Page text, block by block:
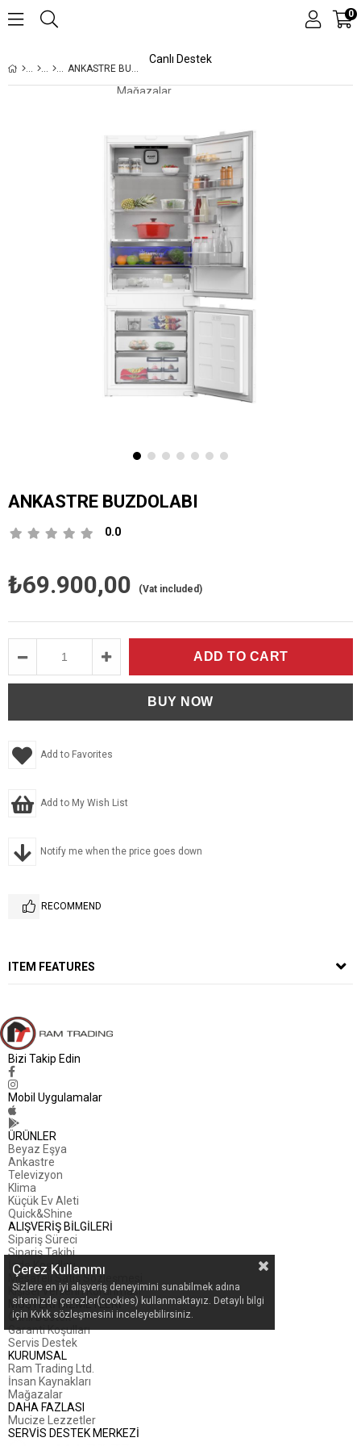
Canlı Destek
Mağazalar
Teknolojiler
0
ANKASTRE BUZDOLABI
ANKASTRE BUZDOLABI
0.0
₺69.900,00 (Vat included)
Add to Favorites
Add to My Wish List
Notify me when the price goes down
RECOMMEND
ITEM FEATURES
Bizi Takip Edin
Mobil Uygulamalar
ÜRÜNLER
Beyaz Eşya
Ankastre
Televizyon
Klima
Küçük Ev Aleti
Quick&Shine
ALIŞVERİŞ BİLGİLERİ
Sipariş Süreci
Sipariş Takibi
İade Koşulları
Mesafeli Satış Sözleşmesi
Kişisel Verilerin Korunması
MÜŞTERİ HİZMETLERİ
Canlı Destek
Garanti Koşulları
Servis Destek
KURUMSAL
Ram Trading Ltd.
İnsan Kaynakları
Mağazalar
DAHA FAZLASI
Mucize Lezzetler
SERVİS DESTEK MERKEZİ
Çerez Kullanımı
Sizlere en iyi alışveriş deneyimini sunabilmek adına
sitemizde çerezler(cookies) kullanmaktayız. Detaylı bilgi
için Kvkk sözleşmesini inceleyebilirsiniz.